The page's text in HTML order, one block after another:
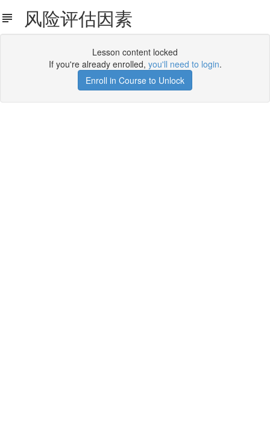
风险评估因素
Lesson content locked
If you're already enrolled, you'll need to login.
Enroll in Course to Unlock